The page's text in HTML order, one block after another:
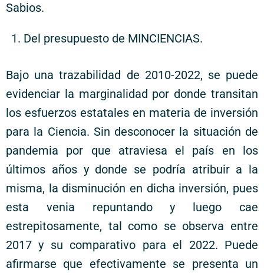
Sabios.
Del presupuesto de MINCIENCIAS.
Bajo una trazabilidad de 2010-2022, se puede
evidenciar la marginalidad por donde transitan
los esfuerzos estatales en materia de inversión
para la Ciencia. Sin desconocer la situación de
pandemia por que atraviesa el país en los
últimos años y donde se podría atribuir a la
misma, la disminución en dicha inversión, pues
esta venia repuntando y luego cae
estrepitosamente, tal como se observa entre
2017 y su comparativo para el 2022. Puede
afirmarse que efectivamente se presenta un